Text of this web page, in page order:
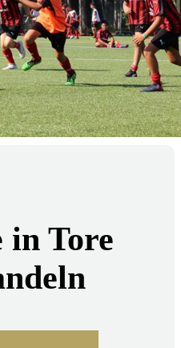
in Tore